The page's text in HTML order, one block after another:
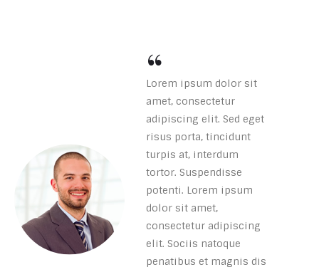
Lorem ipsum dolor sit
amet, consectetur
adipiscing elit. Sed eget
risus porta, tincidunt
turpis at, interdum
tortor. Suspendisse
potenti. Lorem ipsum
dolor sit amet,
consectetur adipiscing
elit. Sociis natoque
penatibus et magnis dis